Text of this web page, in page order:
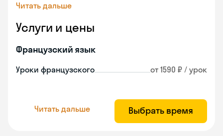
Читать дальше
Услуги и цены
Французский язык
Уроки французского от 1590 ₽ / урок
Читать дальше Выбрать время